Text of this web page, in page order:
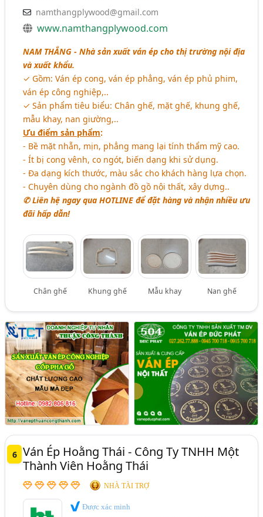
namthangplywood@gmail.com
www.namthangplywood.com
NAM THẮNG - Nhà sản xuất ván ép cho thị trường nội địa
và xuất khẩu.
✓ Gồm: Ván ép cong, ván ép phẳng, ván ép phủ phim,
ván ép công nghiệp,..
✓ Sản phẩm tiêu biểu: Chân ghế, mặt ghế, khung ghế,
mẫu khay, nan giường,..
Ưu điểm sản phẩm:
- Bề mặt nhẵn, mịn, phẳng mang lại tính thẩm mỹ cao.
- Ít bị cong vênh, co ngót, biến dạng khi sử dụng.
- Đa dạng kích thước, màu sắc cho khách hàng lựa chọn.
- Chuyên dùng cho ngành đồ gồ nội thất, xây dựng..
✆ Liên hệ ngay qua HOTLINE để đặt hàng và nhận nhiều ưu
đãi hấp dẫn!
Chân ghế Khung ghế Mẫu khay Nan ghế
6 Ván Ép Hoằng Thái - Công Ty TNHH Một
Thành Viên Hoằng Thái
NHÀ TÀI TRỢ
Được xác minh